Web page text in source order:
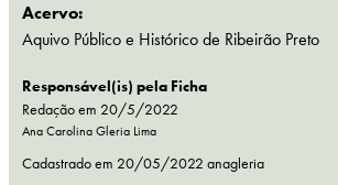
Acervo:
Aquivo Público e Histórico de Ribeirão Preto
Responsável(is) pela Ficha
Redação em 20/5/2022
Ana Carolina Gleria Lima
Cadastrado em 20/05/2022 anagleria